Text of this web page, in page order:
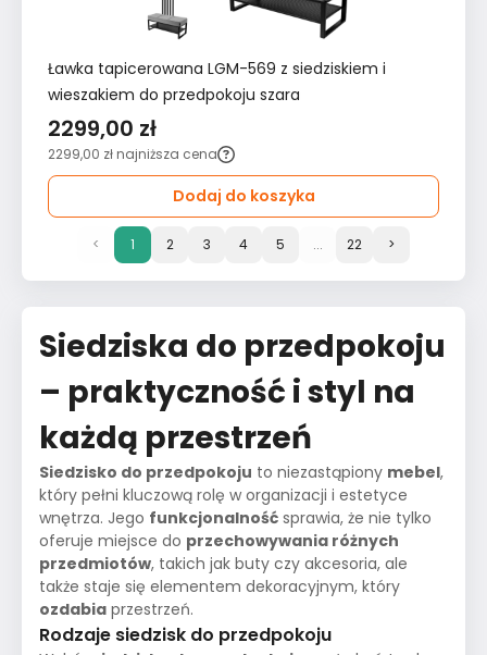
Ławka tapicerowana LGM-569 z siedziskiem i
wieszakiem do przedpokoju szara
2299,00 zł
2299,00 zł najniższa cena
Dodaj do koszyka
< 1 2 3 4 5 ... 22 >
Siedziska do przedpokoju
– praktyczność i styl na
każdą przestrzeń
Siedzisko do przedpokoju to niezastąpiony mebel,
który pełni kluczową rolę w organizacji i estetyce
wnętrza. Jego funkcjonalność sprawia, że nie tylko
oferuje miejsce do przechowywania różnych
przedmiotów, takich jak buty czy akcesoria, ale
także staje się elementem dekoracyjnym, który
ozdabia przestrzeń.
Rodzaje siedzisk do przedpokoju